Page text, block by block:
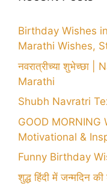
Birthday Wishes
Marathi Wishes,
नवरात्रीच्या शुभेच्छा
Marathi
Shubh Navratri
GOOD MORNING
Motivational &
Funny Birthday
शुद्ध हिंदी में जन्मदिन